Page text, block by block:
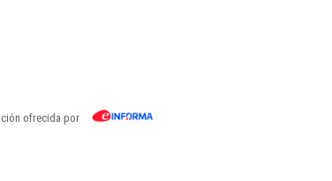
ofrecida por